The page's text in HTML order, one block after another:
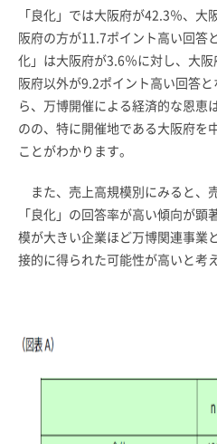
「良化」では大阪府が42.3％、大
阪府の方が11.7ポイント高い回答
化」は大阪府が3.6％に対し、大
阪府以外が9.2ポイント高い回答
ら、万博開催による経済的な恩恵
のの、特に開催地である大阪府を
ことがわかります。
また、売上高規模別にみると、
「良化」の回答率が高い傾向が顕
模が大きい企業ほど万博関連事業
接的に得られた可能性が高いと考